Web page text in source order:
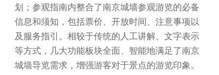
划；参观指南内整合了南京城墙参观游览的必备
信息和须知，包括票价、开放时间、注意事项以
及服务指引。相较于传统的人工讲解、文字表示
等方式，几大功能板块全面、智能地满足了南京
城墙导览需求，增强游客对于景点的游览印象。